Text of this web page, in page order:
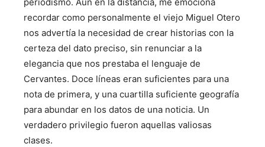
recordar como personalmente el viejo Miguel Otero
nos advertía la necesidad de crear historias con la
certeza del dato preciso, sin renunciar a la
elegancia que nos prestaba el lenguaje de
Cervantes. Doce líneas eran suficientes para una
nota de primera, y una cuartilla suficiente geografía
para abundar en los datos de una noticia. Un
verdadero privilegio fueron aquellas valiosas
clases.